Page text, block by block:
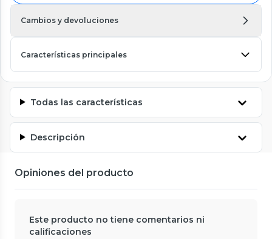
Cambios y devoluciones
Características principales
Todas las características
Descripción
Opiniones del producto
Este producto no tiene comentarios ni
calificaciones